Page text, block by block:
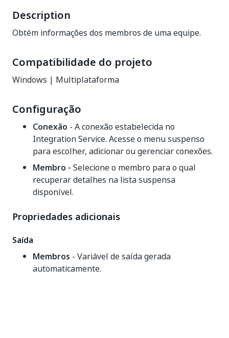
Description
Obtém informações dos membros de uma equipe.
Compatibilidade do projeto
Windows | Multiplataforma
Configuração
Conexão - A conexão estabelecida no
Integration Service. Acesse o menu suspenso
para escolher, adicionar ou gerenciar conexões.
Membro - Selecione o membro para o qual
recuperar detalhes na lista suspensa
disponível.
Propriedades adicionais
Saída
Membros - Variável de saída gerada
automaticamente.